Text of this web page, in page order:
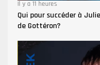
Il y a 11 heures
Qui pour succéder à
de Gottéron?